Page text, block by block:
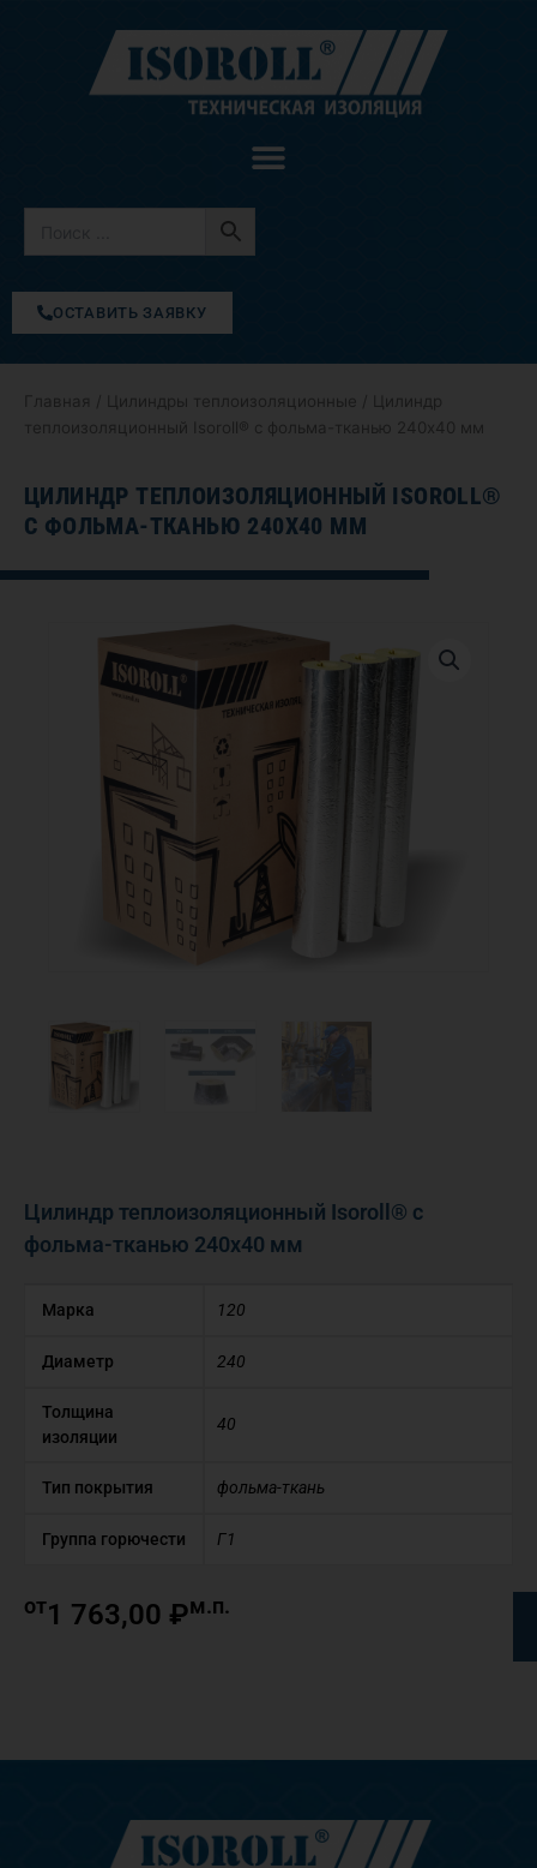
содержимому
ОСТАВИТЬ ЗАЯВКУ
Главная Цилиндры теплоизоляционные / Цилиндр
теплоизоляционный Isoroll® с фольма-тканью 240х40 мм
ЦИЛИНДР ТЕПЛОИЗОЛЯЦИОННЫЙ ISOROLL®
С ФОЛЬМА-ТКАНЬЮ 240Х40 ММ
Цилиндр теплоизоляционный Isoroll® с
фольма-тканью 240х40 мм
Марка 120
Диаметр 240
Толщина
изоляции
40
Тип покрытия фольма-ткань
Группа горючести Г1
от1 763,00 ₽м.п.